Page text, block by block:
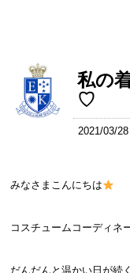
私の
♡
2021/03/
みなさまこんにちは
コスチュームコーディネ
だんだんと温かい日が続